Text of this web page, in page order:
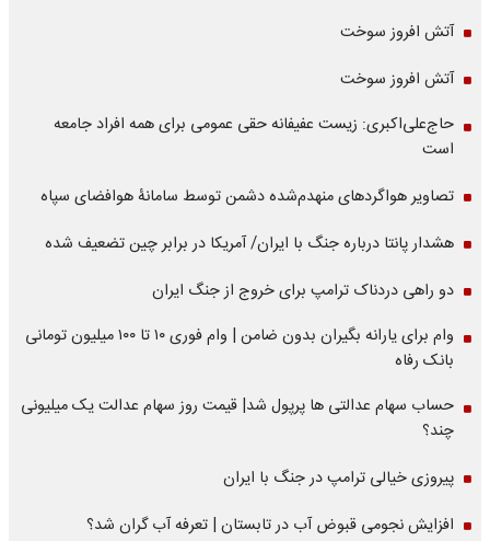
آتش افروز سوخت
آتش افروز سوخت
حاج‌علی‌اکبری: زیست عفیفانه حقی عمومی برای همه افراد جامعه
است
تصاویر هواگردهای منهدم‌شده دشمن توسط سامانۀ هوافضای سپاه
هشدار پانتا درباره جنگ با ایران/ آمریکا در برابر چین تضعیف شده
دو راهی دردناک ترامپ برای خروج از جنگ ایران
وام برای یارانه بگیران بدون ضامن | وام فوری ۱۰ تا ۱۰۰ میلیون تومانی
بانک رفاه
حساب سهام عدالتی ها پرپول شد| قیمت روز سهام عدالت یک میلیونی
چند؟
پیروزی خیالی ترامپ در جنگ با ایران
افزایش نجومی قبوض آب در تابستان | تعرفه آب گران شد؟